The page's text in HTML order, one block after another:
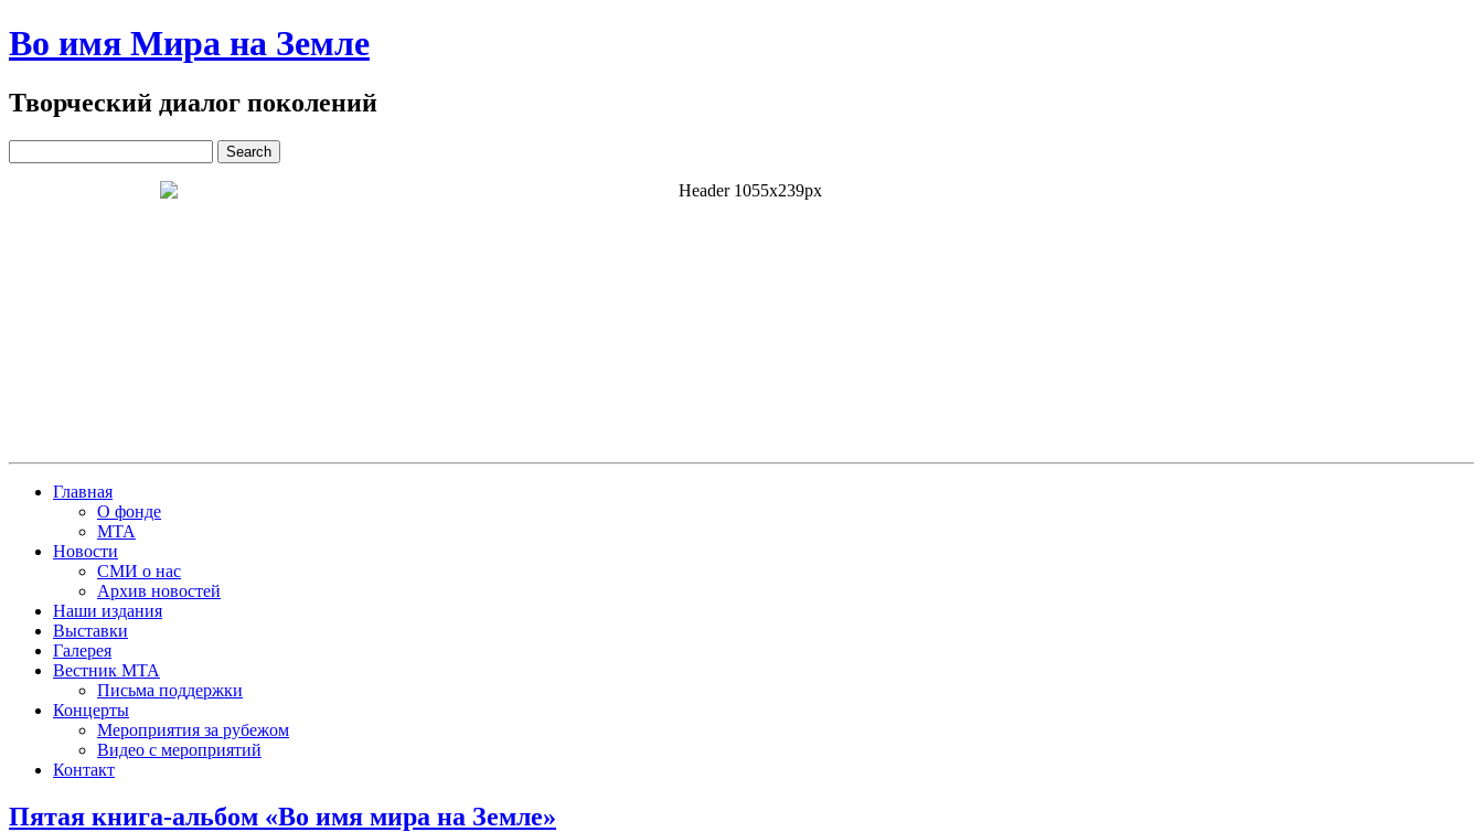
Во имя Мира на Земле
Творческий диалог поколений
Главная
О фонде
МТА
Новости
СМИ о нас
Архив новостей
Наши издания
Выставки
Галерея
Вестник МТА
Письма поддержки
Концерты
Мероприятия за рубежом
Видео с мероприятий
Контакт
Пятая книга-альбом «Во имя мира на Земле»